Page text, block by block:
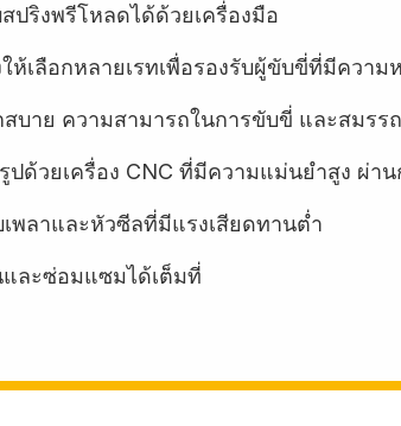
ปริงพรีโหลดได้ด้วยเครื่องมือ
ห้เลือกหลายเรทเพื่อรองรับผู้ขับขี่ที่มีความ
บาย ความสามารถในการขับขี่ และสมรร
ด้วยเครื่อง CNC ที่มีความแม่นยำสูง ผ่า
พลาและหัวซีลที่มีแรงเสียดทานต่ำ
ละซ่อมแซมได้เต็มที่